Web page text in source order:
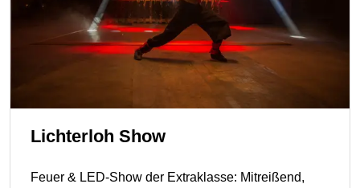
Lichterloh Show
Feuer & LED-Show der Extraklasse: Mitreißend,